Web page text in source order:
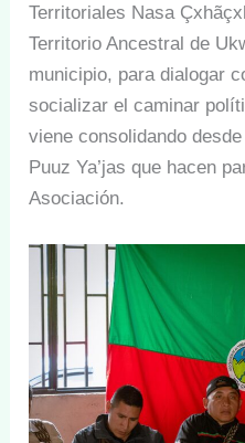
Territoriales Nasa
Territorio Ancestral de
municipio, para dialogar
socializar el caminar
viene consolidando
Puuz Ya’jas que hacen
Asociación.